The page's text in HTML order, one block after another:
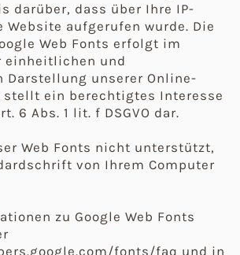
darüber, dass über Ihre IP-
Website aufgerufen wurde. Die
Web Fonts erfolgt im
einheitlichen und
Darstellung unserer Online-
stellt ein berechtigtes Interesse
6 Abs. 1 lit. f DSGVO dar.
Web Fonts nicht unterstützt,
von Ihrem Computer
zu Google Web Fonts
fonts/faq und in